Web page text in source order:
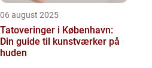
06 august 2025
Tatoveringer i København:
Din guide til kunstværker på
huden